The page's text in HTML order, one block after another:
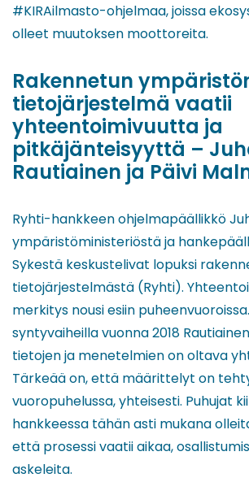
#KIRAilmasto-ohjelmaa, joissa
olleet muutoksen moottoreita.
Rakennetun
tietojärjestelmä vaatii
yhteentoimivuutta ja
pitkäjänteisyyttä –
Rautiainen ja Päivi
Ryhti-hankkeen ohjelmapäällikkö
ympäristöministeriöstä ja
Sykestä keskustelivat lopuksi
tietojärjestelmästä (Ryhti).
merkitys nousi esiin
syntyvaiheilla vuonna 2018
tietojen ja menetelmien on oltava
Tärkeää on, että määrittelyt on
vuoropuhelussa, yhteisesti. Puhujat
hankkeessa tähän asti mukana
että prosessi vaatii aikaa,
askeleita.